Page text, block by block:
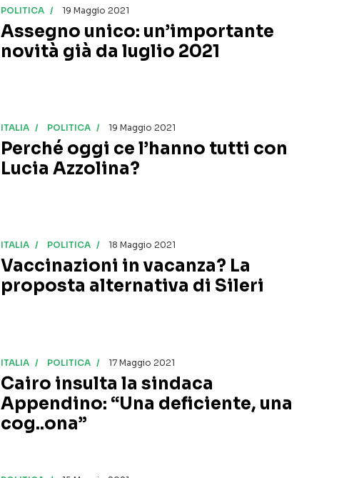
POLITICA 19 Maggio 2021
Assegno unico: un’importante
novità già da luglio 2021
ITALIA POLITICA 19 Maggio 2021
Perché oggi ce l’hanno tutti con
Lucia Azzolina?
ITALIA POLITICA 18 Maggio 2021
Vaccinazioni in vacanza? La
proposta alternativa di Sileri
ITALIA POLITICA 17 Maggio 2021
Cairo insulta la sindaca
Appendino: “Una deficiente, una
cog..ona”